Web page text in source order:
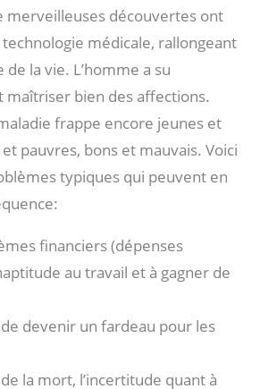
merveilleuses découvertes ont
médicale, rallongeant
de la vie. L’homme a su
maîtriser bien des affections.
frappe encore jeunes et
pauvres, bons et mauvais. Voici
typiques qui peuvent en
financiers (dépenses
au travail et à gagner de
devenir un fardeau pour les
la mort, l’incertitude quant à